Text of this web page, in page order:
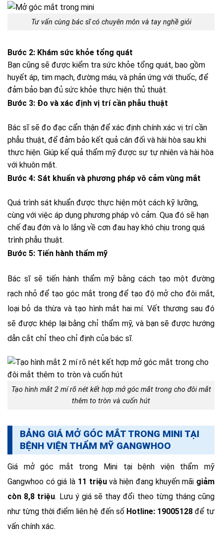
Tư vấn cùng bác sĩ có chuyên môn và tay nghề giỏi
Bước 2: Khám sức khỏe tổng quát
Bạn cũng sẽ được kiểm tra sức khỏe tổng quát, bao gồm
huyết áp, tim mạch, đường máu, và phản ứng với thuốc, để
đảm bảo bạn đủ sức khỏe thực hiện thủ thuật.
Bước 3: Đo và xác định vị trí cần phẫu thuật
Bác sĩ sẽ đo đạc cẩn thận để xác định chính xác vị trí cần
phẫu thuật, để đảm bảo kết quả cân đối và hài hòa sau khi
thực hiện. Giúp kế quả thẩm mỹ được sự tự nhiên và hài hòa
với khuôn mặt.
Bước 4: Sát khuẩn và phương pháp vô cảm vùng mắt
Quá trình sát khuẩn được thực hiện một cách kỹ lưỡng,
cùng với việc áp dụng phương pháp vô cảm. Qua đó sẽ hạn
chế đau đớn và lo lắng về cơn đau hay khó chịu trong quá
trình phẫu thuật.
Bước 5: Tiến hành thẩm mỹ
Bác sĩ sẽ tiến hành thẩm mỹ bằng cách tạo một đường
rạch nhỏ để tạo góc mắt trong để tạo độ mở cho đôi mắt,
loại bỏ da thừa và tạo hình mắt hai mí. Vết thương sau đó
sẽ được khép lại bằng chỉ thẩm mỹ, và bạn sẽ được hướng
dẫn cắt chỉ theo chỉ định của bác sĩ.
Tạo hình mắt 2 mí rõ nét kết hợp mở góc mắt trong cho đôi mắt
thêm to tròn và cuốn hút
BẢNG GIÁ MỞ GÓC MẮT TRONG MINI TẠI
BỆNH VIỆN THẨM MỸ GANGWHOO
Giá mở góc mắt trong Mini tại bệnh viện thẩm mỹ
Gangwhoo có giá là 11 triệuvà hiện đang khuyến mãi giảm
còn 8,8 triệu. Lưu ý giá sẽ thay đổi theo từng tháng cũng
như từng thời điểm liên hệ đến số Hotline: 19005128để tư
vấn chính xác.